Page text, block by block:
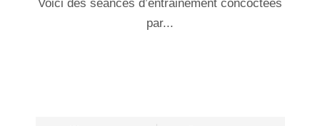
Voici des séances d’entrainement concoctées
par...